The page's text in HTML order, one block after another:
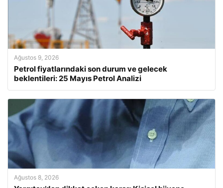
Ağustos 9, 2026
Petrol fiyatlarındaki son durum ve gelecek
beklentileri: 25 Mayıs Petrol Analizi
Ağustos 8, 2026